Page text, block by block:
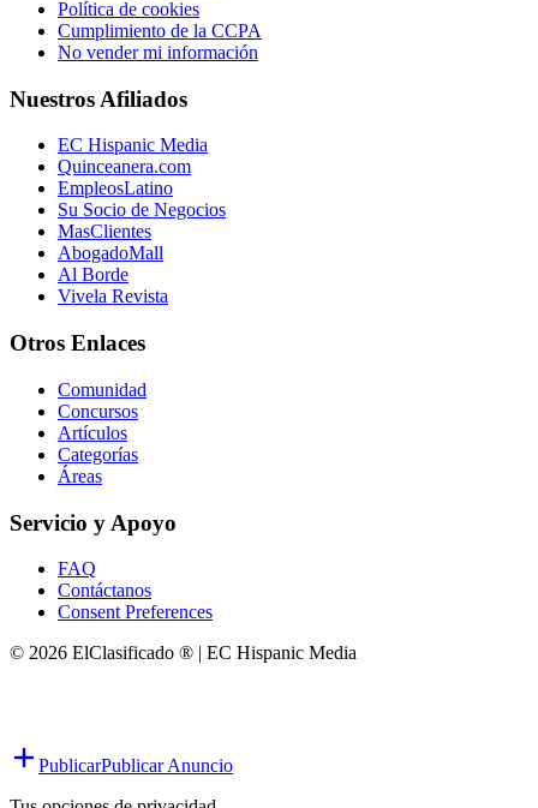
Política de cookies
Cumplimiento de la CCPA
No vender mi información
Nuestros Afiliados
EC Hispanic Media
Quinceanera.com
EmpleosLatino
Su Socio de Negocios
MasClientes
AbogadoMall
Al Borde
Vivela Revista
Otros Enlaces
Comunidad
Concursos
Artículos
Categorías
Áreas
Servicio y Apoyo
FAQ
Contáctanos
Consent Preferences
© 2026 ElClasificado ® | EC Hispanic Media
PublicarPublicar Anuncio